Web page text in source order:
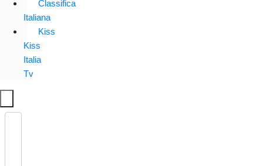
Classifica
Italiana
Kiss
Kiss
Italia
Tv